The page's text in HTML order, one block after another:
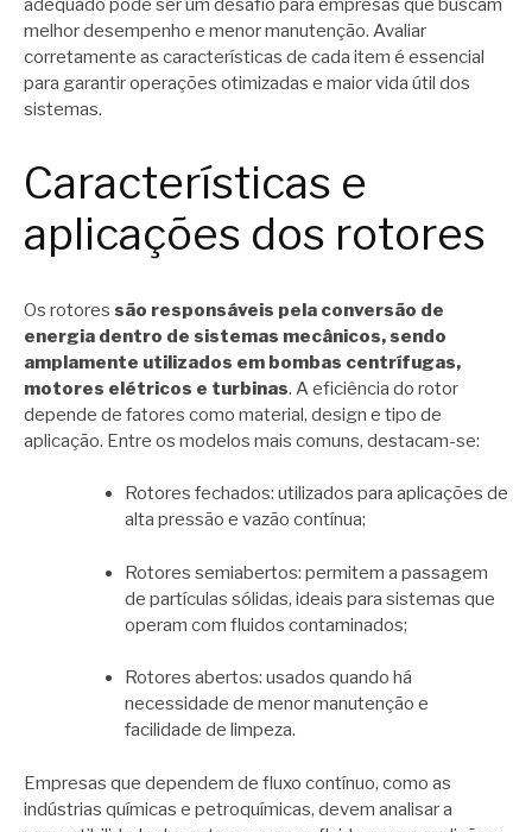
adequado pode ser um desafio para empresas que buscam
melhor desempenho e menor manutenção. Avaliar
corretamente as características de cada item é essencial
para garantir operações otimizadas e maior vida útil dos
sistemas.
Características e
aplicações dos rotores
Os rotores são responsáveis pela conversão de
energia dentro de sistemas mecânicos, sendo
amplamente utilizados em bombas centrífugas,
motores elétricos e turbinas. A eficiência do rotor
depende de fatores como material, design e tipo de
aplicação. Entre os modelos mais comuns, destacam-se:
Rotores fechados: utilizados para aplicações de
alta pressão e vazão contínua;
Rotores semiabertos: permitem a passagem
de partículas sólidas, ideais para sistemas que
operam com fluidos contaminados;
Rotores abertos: usados quando há
necessidade de menor manutenção e
facilidade de limpeza.
Empresas que dependem de fluxo contínuo, como as
indústrias químicas e petroquímicas, devem analisar a